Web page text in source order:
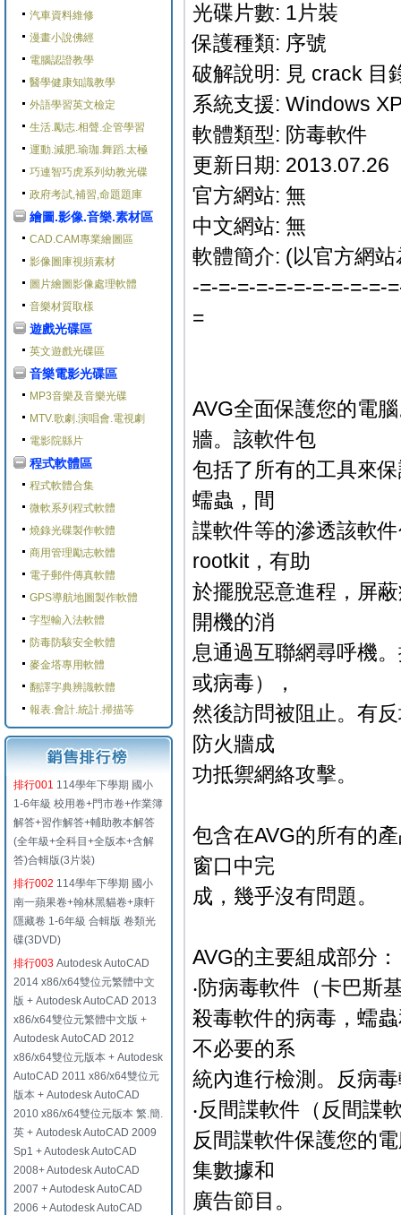
汽車資料維修
漫畫小說佛經
電腦認證教學
醫學健康知識教學
外語學習英文檢定
生活.勵志.相聲.企管學習
運動.減肥.瑜珈.舞蹈.太極
巧連智巧虎系列幼教光碟
政府考試,補習,命題題庫
繪圖.影像.音樂.素材區
CAD.CAM專業繪圖區
影像圖庫視頻素材
圖片繪圖影像處理軟體
音樂材質取樣
遊戲光碟區
英文遊戲光碟區
音樂電影光碟區
MP3音樂及音樂光碟
MTV.歌劇.演唱會.電視劇
電影院縣片
程式軟體區
程式軟體合集
微軟系列程式軟體
燒錄光碟製作軟體
商用管理勵志軟體
電子郵件傳真軟體
GPS導航地圖製作軟體
字型輸入法軟體
防毒防駭安全軟體
麥金塔專用軟體
翻譯字典辨識軟體
報表.會計.統計.掃描等
排行001 114學年下學期 國小
1-6年級 校用卷+門市卷+作業簿
解答+習作解答+輔助教本解答
(全年級+全科目+全版本+含解
答)合輯版(3片裝)
排行002 114學年下學期 國小
南一蘋果卷+翰林黑貓卷+康軒
隱藏卷 1-6年級 合輯版 卷類光
碟(3DVD)
排行003 Autodesk AutoCAD
2014 x86/x64雙位元繁體中文
版 + Autodesk AutoCAD 2013
x86/x64雙位元繁體中文版 +
Autodesk AutoCAD 2012
x86/x64雙位元版本 + Autodesk
AutoCAD 2011 x86/x64雙位元
版本 + Autodesk AutoCAD
2010 x86/x64雙位元版本 繁.簡.
英 + Autodesk AutoCAD 2009
Sp1 + Autodesk AutoCAD
2008+ Autodesk AutoCAD
2007 + Autodesk AutoCAD
2006 + Autodesk AutoCAD
光碟片數: 1片裝
保護種類: 序號
破解說明: 見 crack 目
系統支援: Windows
軟體類型: 防毒軟件
更新日期: 2013.07.26
官方網站: 無
中文網站: 無
軟體簡介: (以官方網站
-=-=-=-=-=-=-=-=-=-=-
=
AVG全面保護您的電
牆。該軟件包
包括了所有的工具來
蠕蟲，間
諜軟件等的滲透該軟
rootkit，有助
於擺脫惡意進程，屏
開機的消
息通過互聯網尋呼機
或病毒），
然後訪問被阻止。有
防火牆成
功抵禦網絡攻擊。
包含在AVG的所有的
窗口中完
成，幾乎沒有問題。
AVG的主要組成部分：
‧防病毒軟件（卡巴斯
殺毒軟件的病毒，蠕
不必要的系
統內進行檢測。反病
‧反間諜軟件（反間諜
反間諜軟件保護您的
集數據和
廣告節目。